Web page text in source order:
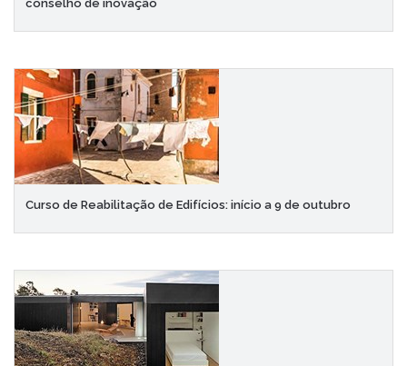
conselho de inovação
Curso de Reabilitação de Edifícios: início a 9 de outubro